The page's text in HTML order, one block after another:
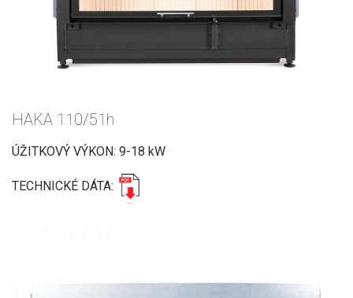
HAKA 110/51h
ÚŽITKOVÝ VÝKON: 9-18 kW
TECHNICKÉ DÁTA: